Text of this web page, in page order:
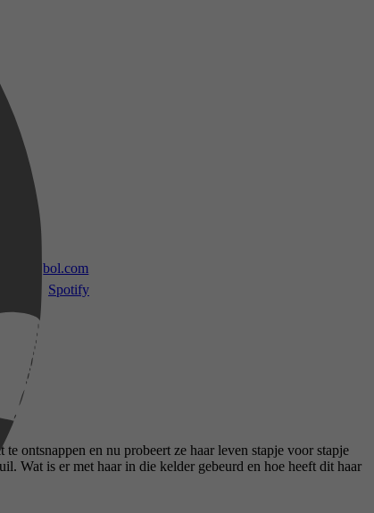
bol.com
Spotify
ontsnappen en nu probeert ze haar leven stapje voor stapje
Wat is er met haar in die kelder gebeurd en hoe heeft dit haar